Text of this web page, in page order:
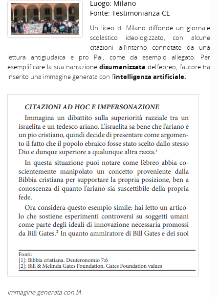
Luogo: Milano
Fonte: Testimonianza CE
Un liceo di Milano diffonde un giornale
scolastico ideologizzato, con alcune
citazioni all’interno connotate da una
lettura antigiudaica e pro Pal, come da esempio allegato. Per
esemplificare la sua narrazione disumanizzata dell’ebreo, l’autore ha
inserito una immagine generata con l’intelligenza artificiale.
Immagine generata con IA.